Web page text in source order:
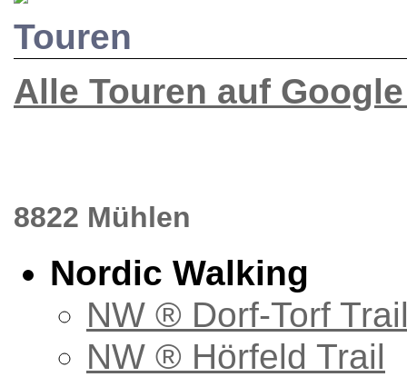
Touren
Alle Touren auf
8822 Mühlen
Nordic Walking
NW ® Dorf-Torf
NW ® Hörfeld Trail